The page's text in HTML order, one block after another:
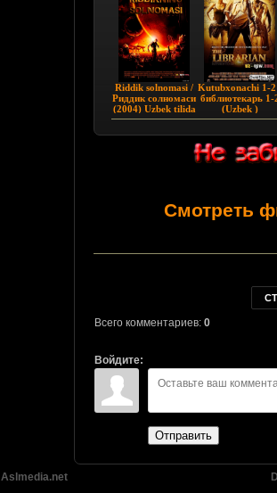
Riddik solnomasi /
Риддик солномаси
(2004) Uzbek tilida
Kutubxonachi 1-
библиотекарь 1-
(Uzbek )
Смотреть
Всего комментариев: 0
Войдите:
Отправить
Aslmedia.net